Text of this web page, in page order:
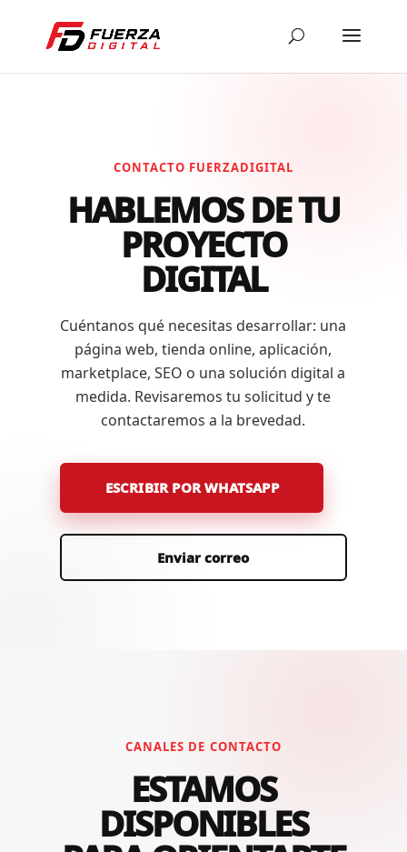
CONTACTO FUERZADIGITAL
HABLEMOS DE TU
PROYECTO
DIGITAL
Cuéntanos qué necesitas desarrollar: una
página web, tienda online, aplicación,
marketplace, SEO o una solución digital a
medida. Revisaremos tu solicitud y te
contactaremos a la brevedad.
ESCRIBIR POR WHATSAPP
Enviar correo
CANALES DE CONTACTO
ESTAMOS
DISPONIBLES